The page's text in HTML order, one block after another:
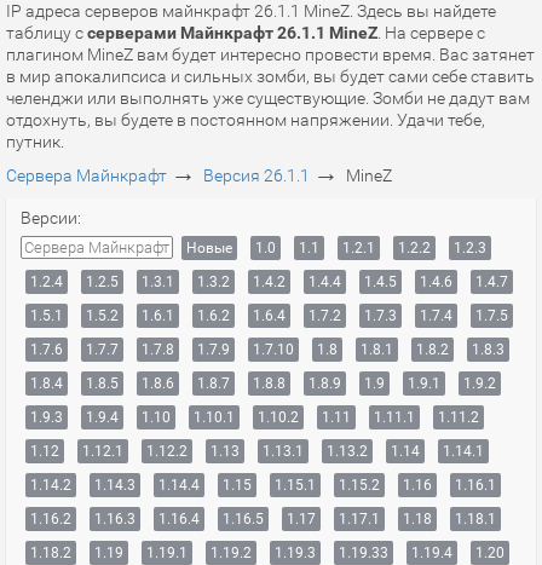
IP адреса серверов майнкрафт 26.1.1 MineZ. Здесь вы найдете
таблицу ссерверами Майнкрафт 26.1.1 MineZ . На сервере с
плагином MineZ вам будет интересно провести время. Вас затянет
в мир апокалипсиса и сильных зомби, вы будет сами себе ставить
челенджи или выполнять уже существующие. Зомби не дадут вам
отдохнуть, вы будете в постоянном напряжении. Удачи тебе,
путник.
Сервера Майнкрафт → Версия 26.1.1 → MineZ
Версии:
Сервера Майнкрафт Новые 1.0 1.1 1.2.1 1.2.2
1.2.3
1.2.4
1.2.5 1.3.1 1.3.2 1.4.2 1.4.4 1.4.5 1.4.6
1.4.7
1.5.1
1.5.2 1.6.1 1.6.2 1.6.4 1.7.2 1.7.3 1.7.4
1.7.5
1.7.6
1.7.7 1.7.8 1.7.9 1.7.10 1.8 1.8.1 1.8.2
1.8.3
1.8.4
1.8.5 1.8.6 1.8.7 1.8.8 1.8.9 1.9 1.9.1
1.9.2
1.9.3
1.9.4 1.10 1.10.1 1.10.2 1.11 1.11.1
1.11.2
1.12
1.12.1 1.12.2 1.13 1.13.1 1.13.2 1.14
1.14.1
1.14.2
1.14.3 1.14.4 1.15 1.15.1 1.15.2 1.16
1.16.1
1.16.2
1.16.3 1.16.4 1.16.5 1.17 1.17.1 1.18
1.18.1
1.18.2
1.19 1.19.1 1.19.2 1.19.3 1.19.33 1.19.4
1.20